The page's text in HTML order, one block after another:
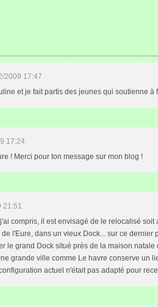
2009 17:47
et je fait partis des jeunes qui soutienne à
17:24
! Merci pour ton message sur mon blog !
21:51
compris, il est envisagé de le relocalisé
l'Eure, dans un vieux Dock... sur ce
le grand Dock situé près de la maison
grande ville comme Le havre conserve un
actuel n'était pas adapté pour